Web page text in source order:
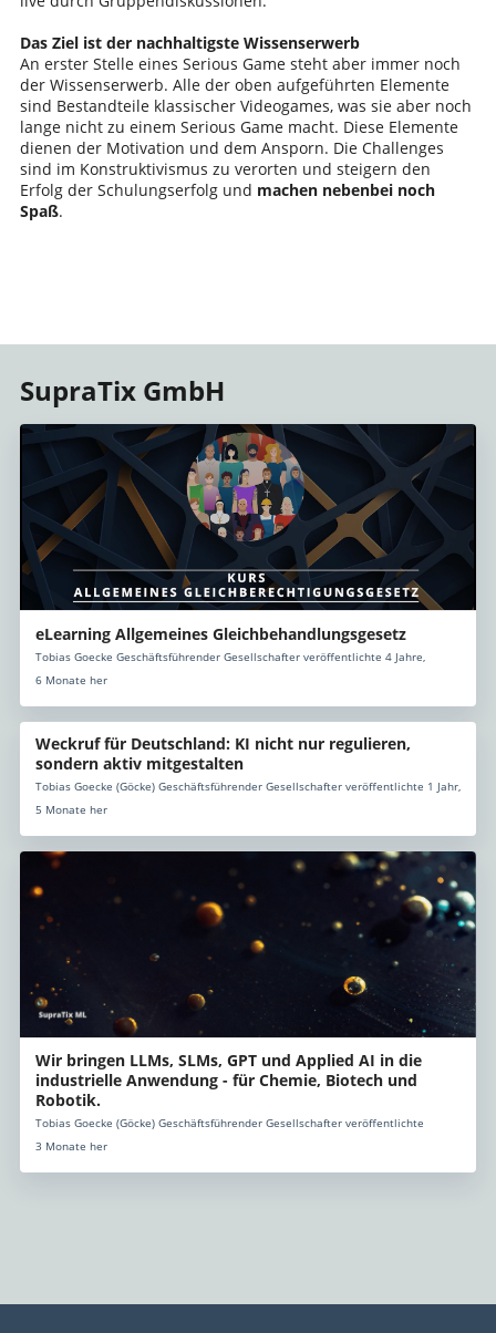
Das Ziel ist der nachhaltigste Wissenserwerb
An erster Stelle eines Serious Game steht aber immer noch
der Wissenserwerb. Alle der oben aufgeführten Elemente
sind Bestandteile klassischer Videogames, was sie aber noch
lange nicht zu einem Serious Game macht. Diese Elemente
dienen der Motivation und dem Ansporn. Die Challenges
sind im Konstruktivismus zu verorten und steigern den
Erfolg der Schulungserfolg und machen nebenbei noch
Spaß.
SupraTix GmbH
eLearning Allgemeines Gleichbehandlungsgesetz
Tobias Goecke Geschäftsführender Gesellschafter veröffentlichte 4 Jahre,
6 Monate her
Weckruf für Deutschland: KI nicht nur regulieren,
sondern aktiv mitgestalten
Tobias Goecke (Göcke) Geschäftsführender Gesellschafter veröffentlichte 1 Jahr,
5 Monate her
Wir bringen LLMs, SLMs, GPT und Applied AI in die
industrielle Anwendung - für Chemie, Biotech und
Robotik.
Tobias Goecke (Göcke) Geschäftsführender Gesellschafter veröffentlichte
3 Monate her